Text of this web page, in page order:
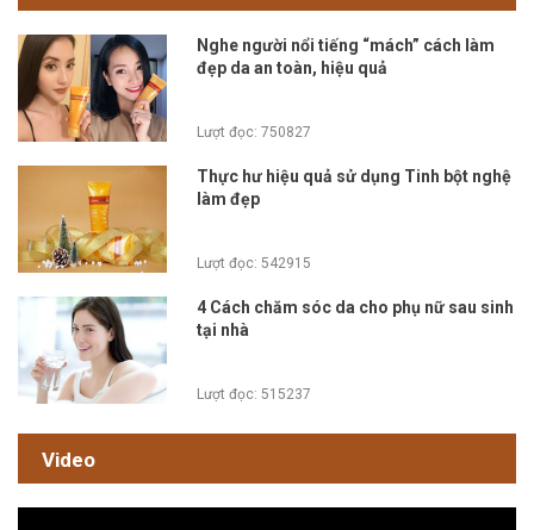
Nghe người nổi tiếng “mách” cách làm
đẹp da an toàn, hiệu quả
Lượt đọc: 750827
Thực hư hiệu quả sử dụng Tinh bột nghệ
làm đẹp
Lượt đọc: 542915
4 Cách chăm sóc da cho phụ nữ sau sinh
tại nhà
Lượt đọc: 515237
Video